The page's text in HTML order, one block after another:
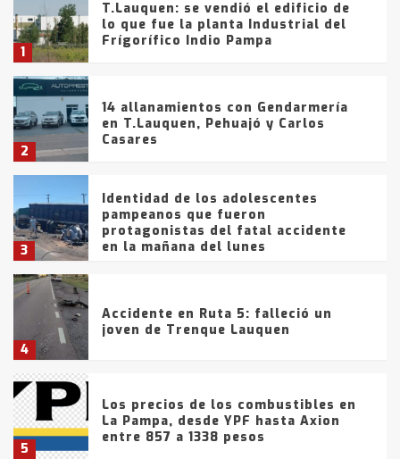
1
T.Lauquen: se vendió el edificio de
lo que fue la planta Industrial del
Frígorífico Indio Pampa
2
14 allanamientos con Gendarmería
en T.Lauquen, Pehuajó y Carlos
Casares
3
Identidad de los adolescentes
pampeanos que fueron
protagonistas del fatal accidente
en la mañana del lunes
4
Accidente en Ruta 5: falleció un
joven de Trenque Lauquen
5
Los precios de los combustibles en
La Pampa, desde YPF hasta Axion
entre 857 a 1338 pesos